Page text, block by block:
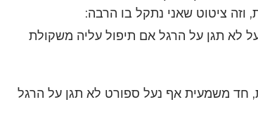
וזה ציטוט שאני נתקל בו הרבה:
לא תגן על הרגל אם תיפול עליה משקולת
חד משמעית אף נעל ספורט לא תגן על הרגל